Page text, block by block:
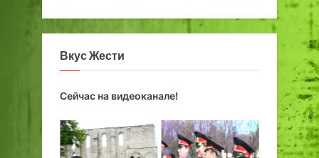
Вкус Жести
Сейчас на видеоканале!